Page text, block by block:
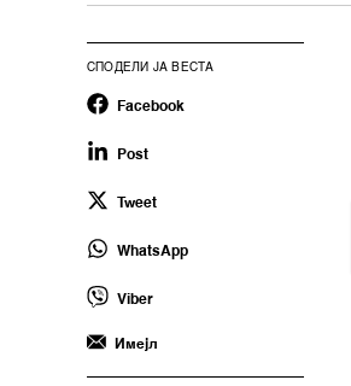
СПОДЕЛИ ЈА ВЕСТА
Facebook
Post
Tweet
WhatsApp
Viber
Имејл